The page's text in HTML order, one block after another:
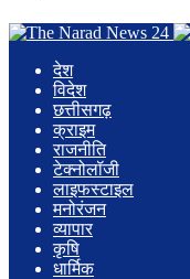
देश
विदेश
छत्तीसगढ़
क्राइम
राजनीति
टेक्नोलॉजी
लाइफस्टाइल
मनोरंजन
व्यापार
कृषि
धार्मिक